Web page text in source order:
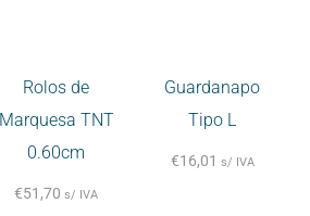
Rolos de
Marquesa TNT
0.60cm
€51,70 s/ IVA
Guardanapo
Tipo L
€16,01 s/ IVA